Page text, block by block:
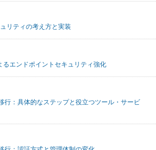
リティの考え方と実装
るエンドポイントセキュリティ強化
行：具体的なステップと役立つツール・サービ